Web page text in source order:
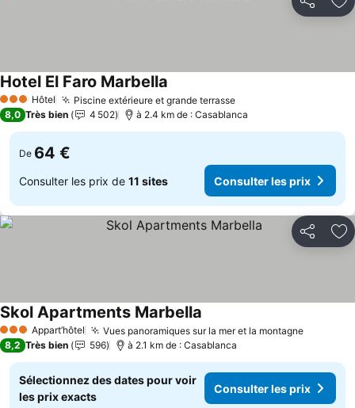
Partager
3 ÉtoilesHôtel Piscine extérieure et grande terrasse
Hotel El Faro Marbella
8,0 Très bien 4 502 à 2.4 km de : Casablanca
De 64 €
Consulter les prix de 11 sites Consulter les prix
Partager
3 ÉtoilesAppart’hôtel Vues panoramiques sur la mer et la montagne
Skol Apartments Marbella
8,2 Très bien 596 à 2.1 km de : Casablanca
Sélectionnez des dates pour voir
les prix exacts
Consulter les prix